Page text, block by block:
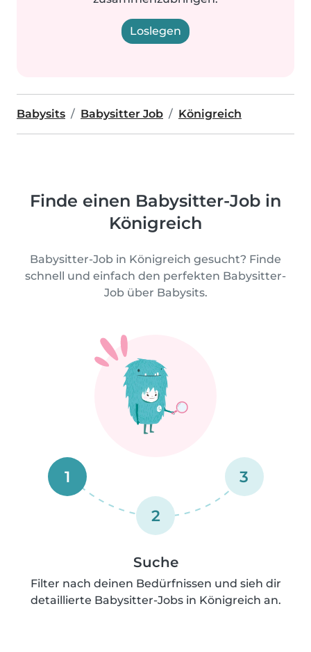
Loslegen
Babysits Babysitter Job Königreich
Finde einen Babysitter-Job in
Königreich
Babysitter-Job in Königreich gesucht? Finde
schnell und einfach den perfekten Babysitter-
Job über Babysits.
1
2
3
Suche
Filter nach deinen Bedürfnissen und sieh dir
detaillierte Babysitter-Jobs in Königreich an.